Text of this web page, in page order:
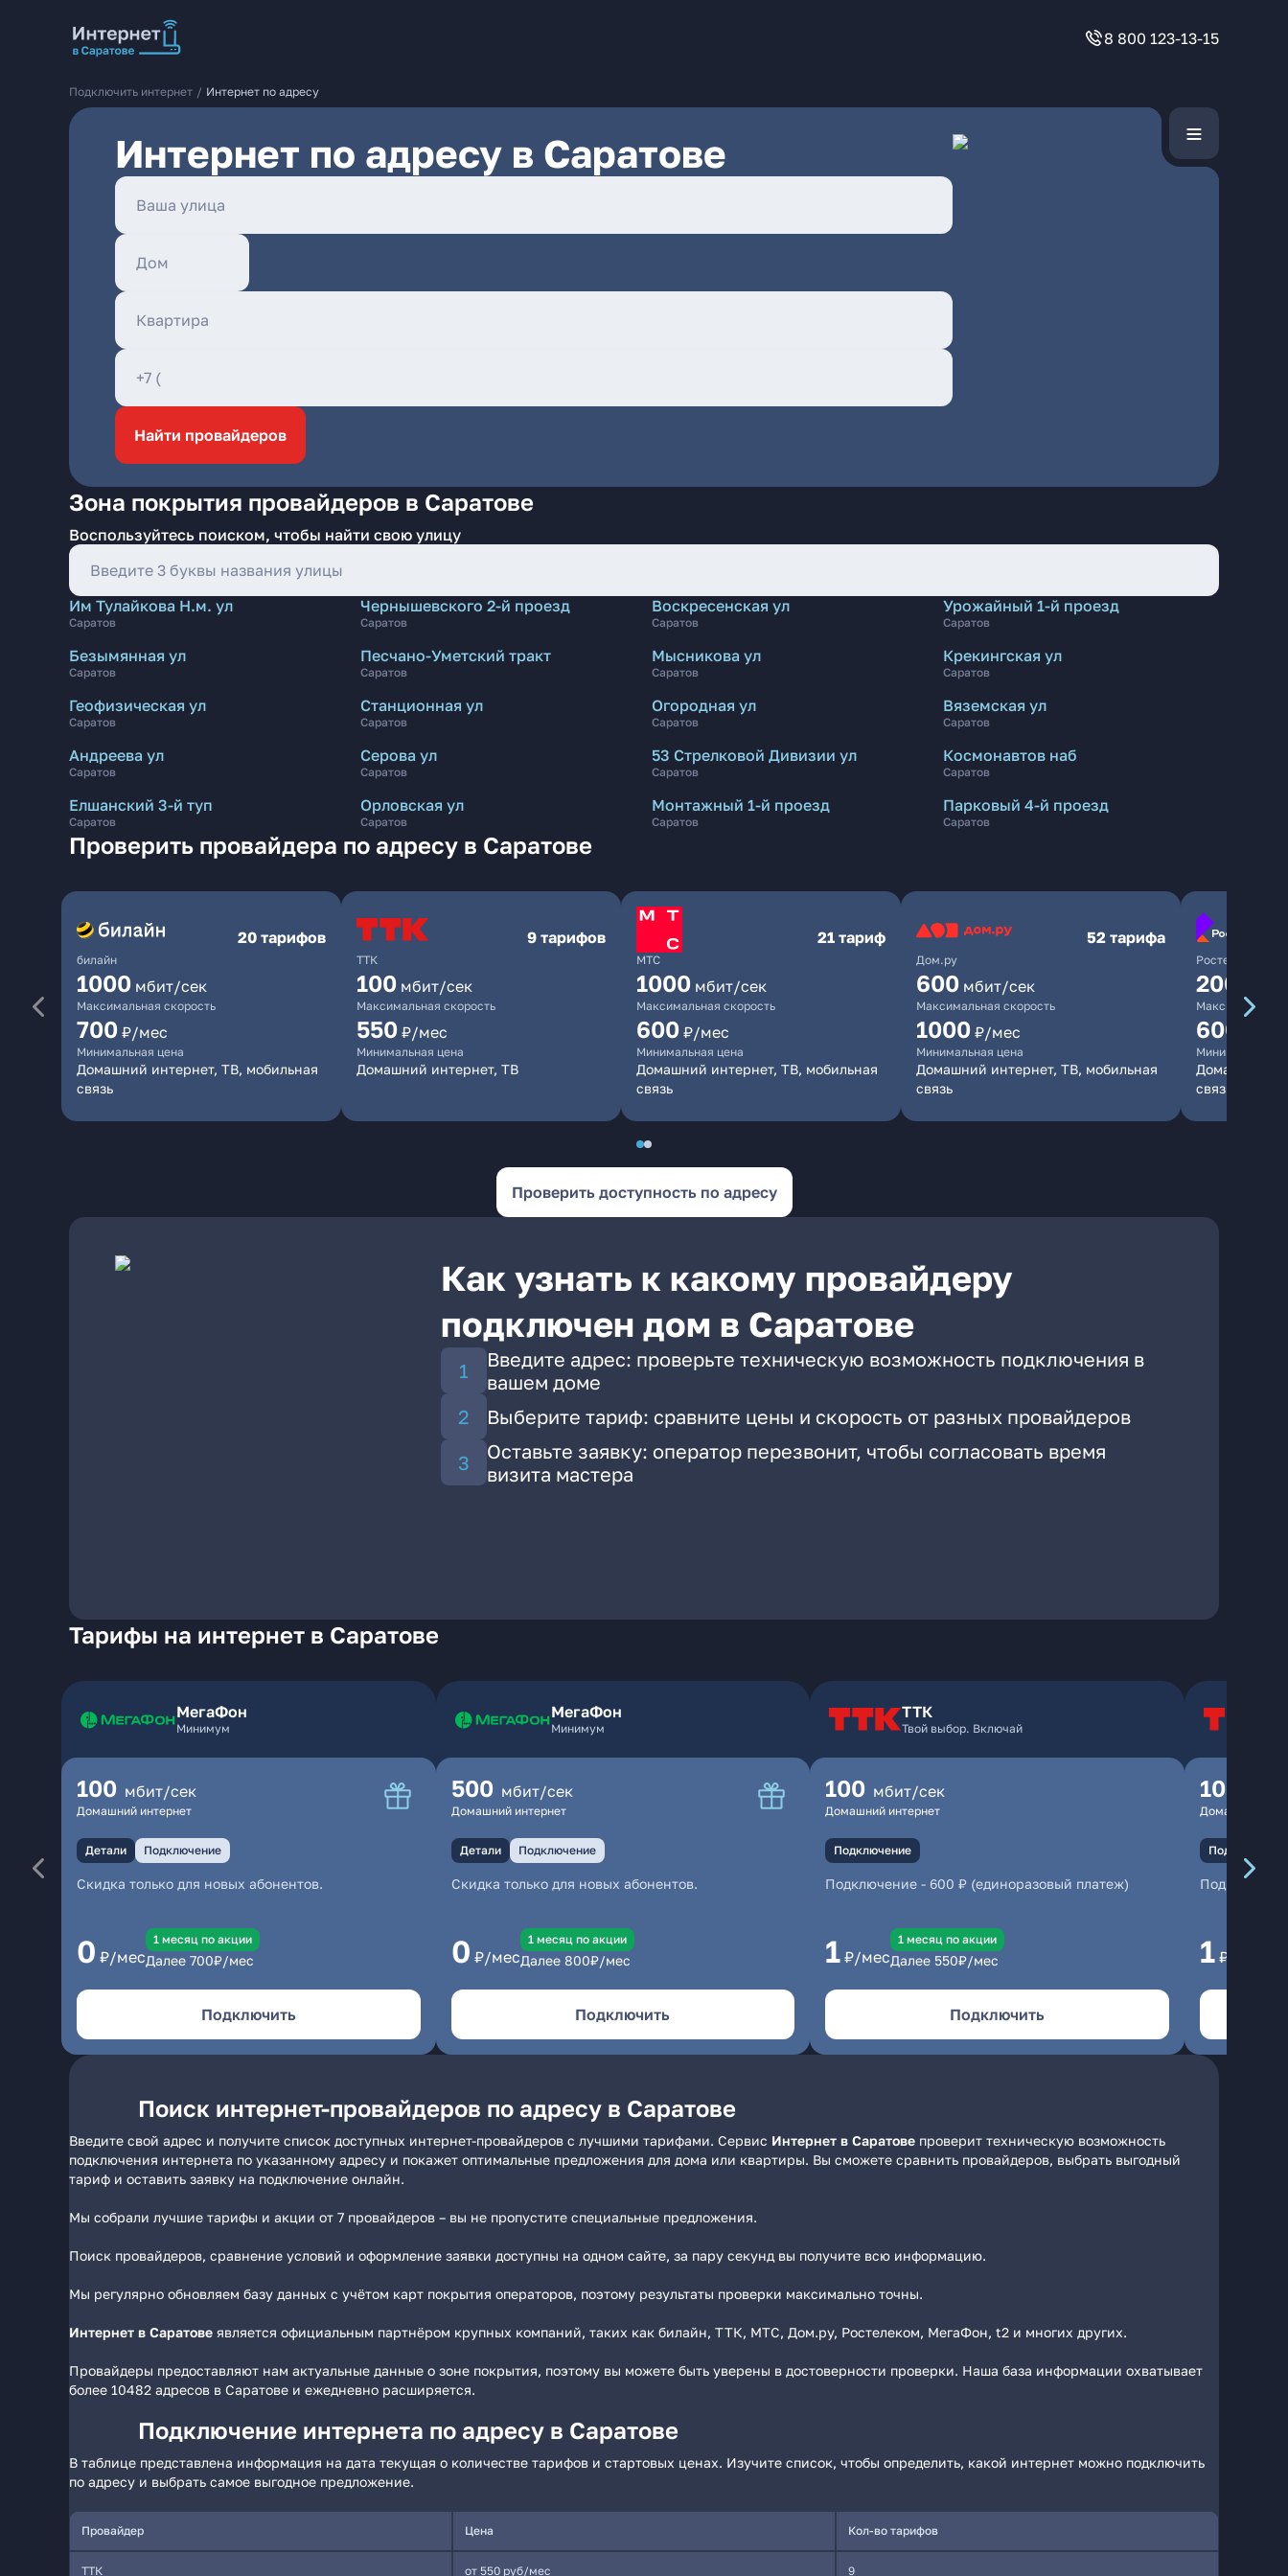
8 800 123-13-15
Подключить интернет / Интернет по адресу
Интернет по адресу в Саратове
Найти провайдеров
Зона покрытия провайдеров в Саратове
Воспользуйтесь поиском, чтобы найти свою улицу
Им Тулайкова Н.м. ул
Саратов
Чернышевского 2-й проезд
Саратов
Воскресенская ул
Саратов
Урожайный 1-й проезд
Саратов
Безымянная ул
Саратов
Песчано-Уметский тракт
Саратов
Мысникова ул
Саратов
Крекингская ул
Саратов
Геофизическая ул
Саратов
Станционная ул
Саратов
Огородная ул
Саратов
Вяземская ул
Саратов
Андреева ул
Саратов
Серова ул
Саратов
53 Стрелковой Дивизии ул
Саратов
Космонавтов наб
Саратов
Елшанский 3-й туп
Саратов
Орловская ул
Саратов
Монтажный 1-й проезд
Саратов
Парковый 4-й проезд
Саратов
Проверить провайдера по адресу в Саратове
билайн
20 тарифов
1000 мбит/сек
Максимальная скорость
700 ₽/мес
Минимальная цена
Домашний интернет, ТВ, мобильная
связь
ТТК
9 тарифов
100 мбит/сек
Максимальная скорость
550 ₽/мес
Минимальная цена
Домашний интернет, ТВ
МТС
21 тариф
1000 мбит/сек
Максимальная скорость
600 ₽/мес
Минимальная цена
Домашний интернет, ТВ, мобильная
связь
Дом.ру
52 тарифа
600 мбит/сек
Максимальная скорость
1000 ₽/мес
Минимальная цена
Домашний интернет, ТВ, мобильная
связь
Ростелеком
200
Максимальная
600
Минимальная
Домашний
связь
Проверить доступность по адресу
Как узнать к какому провайдеру
подключен дом в Саратове
Введите адрес: проверьте техническую возможность подключения в
вашем доме
Выберите тариф: сравните цены и скорость от разных провайдеров
Оставьте заявку: оператор перезвонит, чтобы согласовать время
визита мастера
Тарифы на интернет в Саратове
МегаФон
Минимум
100 мбит/сек
Домашний интернет
Детали Подключение
Скидка только для новых абонентов.
0 ₽/мес
1 месяц по акции
Далее 700₽/мес
Подключить
МегаФон
Минимум
500 мбит/сек
Домашний интернет
Детали Подключение
Скидка только для новых абонентов.
0 ₽/мес
1 месяц по акции
Далее 800₽/мес
Подключить
ТТК
Твой выбор. Включай
100 мбит/сек
Домашний интернет
Подключение
Подключение - 600 ₽ (единоразовый платеж)
1 ₽/мес
1 месяц по акции
Далее 550₽/мес
Подключить
100
Домашний
Подключение
1 ₽/мес
Поиск интернет-провайдеров по адресу в Саратове
Введите свой адрес и получите список доступных интернет-провайдеров с лучшими тарифами. Сервис Интернет в Саратове проверит техническую возможность
подключения интернета по указанному адресу и покажет оптимальные предложения для дома или квартиры. Вы сможете сравнить провайдеров, выбрать выгодный
тариф и оставить заявку на подключение онлайн.
Мы собрали лучшие тарифы и акции от 7 провайдеров – вы не пропустите специальные предложения.
Поиск провайдеров, сравнение условий и оформление заявки доступны на одном сайте, за пару секунд вы получите всю информацию.
Мы регулярно обновляем базу данных с учётом карт покрытия операторов, поэтому результаты проверки максимально точны.
Интернет в Саратове является официальным партнёром крупных компаний, таких как билайн, ТТК, МТС, Дом.ру, Ростелеком, МегаФон, t2 и многих других.
Провайдеры предоставляют нам актуальные данные о зоне покрытия, поэтому вы можете быть уверены в достоверности проверки. Наша база информации охватывает
более 10482 адресов в Саратове и ежедневно расширяется.
Подключение интернета по адресу в Саратове
В таблице представлена информация на дата текущая о количестве тарифов и стартовых ценах. Изучите список, чтобы определить, какой интернет можно подключить
по адресу и выбрать самое выгодное предложение.
Провайдер Цена Кол-во тарифов
ТТК от 550 руб/мес 9